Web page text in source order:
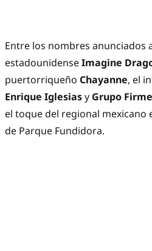
Entre los nombres anunciados
estadounidenseImagine
puertorriqueño Chayanne, el
Enrique Iglesiasy Grupo Firme
el toque del regional mexicano
de Parque Fundidora.